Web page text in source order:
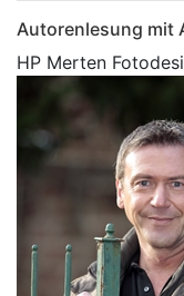
Autorenlesung mit
HP Merten